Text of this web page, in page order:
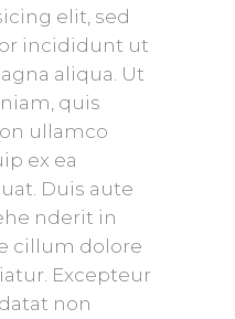
elit, sed
incididunt ut
aliqua. Ut
quis
ullamco
ex ea
Duis aute
nderit in
cillum dolore
Excepteur
non